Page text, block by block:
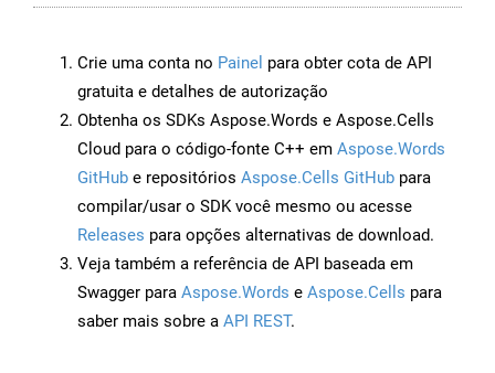
Crie uma conta no Painel para obter cota de API
gratuita e detalhes de autorização
Obtenha os SDKs Aspose.Words e Aspose.Cells
Cloud para o código-fonte C++ em Aspose.Words
GitHub e repositórios Aspose.Cells GitHub para
compilar/usar o SDK você mesmo ou acesse
Releases para opções alternativas de download.
Veja também a referência de API baseada em
Swagger para Aspose.Words e Aspose.Cells para
saber mais sobre a API REST.